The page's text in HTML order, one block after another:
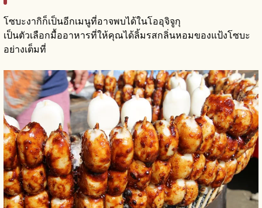
โซบะงากิก็เป็นอีกเมนูที่อาจพบได้ในโออุจิจูกุ
เป็นตัวเลือกมื้ออาหารที่ให้คุณได้ลิ้มรสกลิ่นหอมของแป้งโซบะ
อย่างเต็มที่